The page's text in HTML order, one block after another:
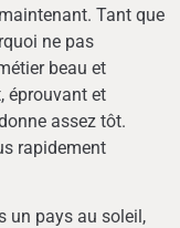
Tant que
ne pas
beau et
éprouvant et
assez tôt.
rapidement
un pays au soleil,